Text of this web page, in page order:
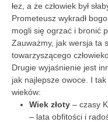
łez, a że człowiek był
Prometeusz wykradł
mogli się ogrzać i bronić
Zauważmy, jak wersja ta
towarzyszącego
Drugie wyjaśnienie jest
jak najlepsze owoce. I tak
wieków:
Wiek złoty – czasy
– lata obfitości i